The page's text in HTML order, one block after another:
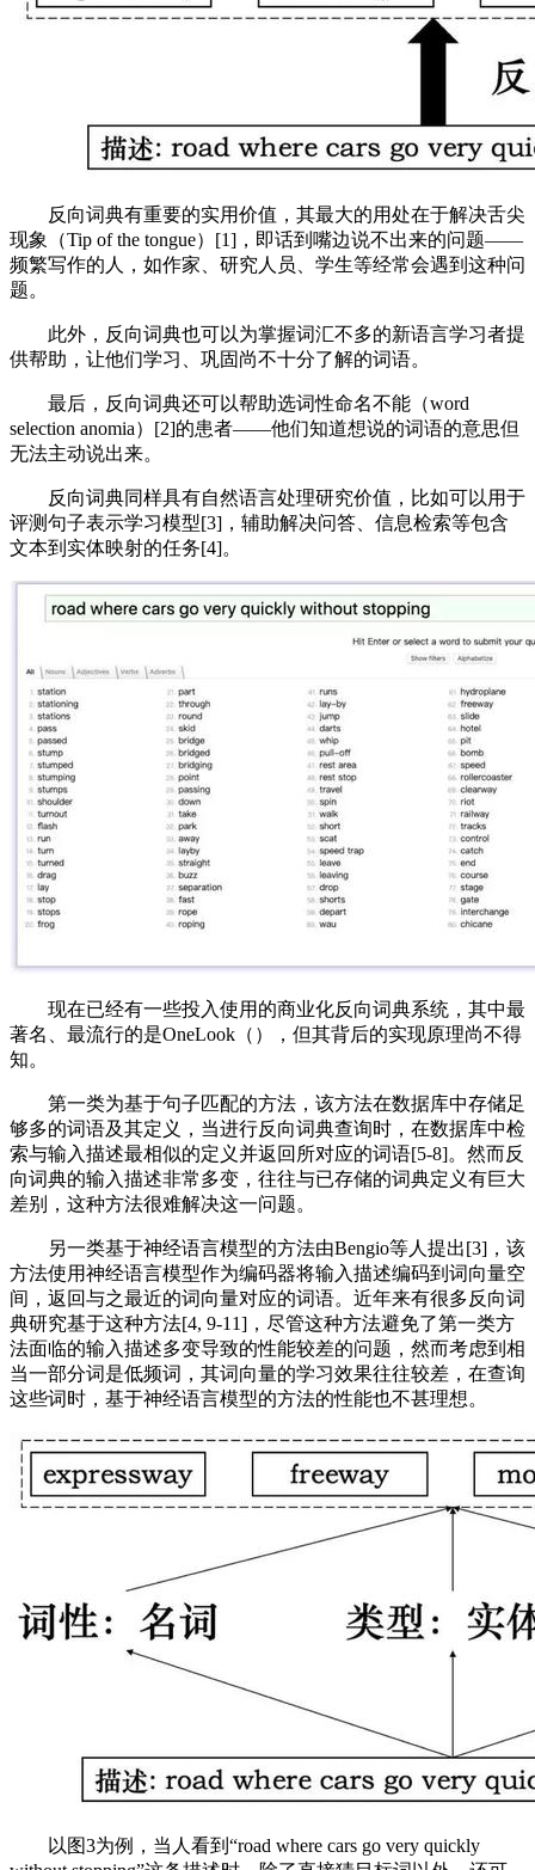
反向词典有重要的实用价值，其最大的用处在于解决舌尖
现象（Tip of the tongue）[1]，即话到嘴边说不出来的问题——
频繁写作的人，如作家、研究人员、学生等经常会遇到这种问
题。
此外，反向词典也可以为掌握词汇不多的新语言学习者提
供帮助，让他们学习、巩固尚不十分了解的词语。
最后，反向词典还可以帮助选词性命名不能（word
selection anomia）[2]的患者——他们知道想说的词语的意思但
无法主动说出来。
反向词典同样具有自然语言处理研究价值，比如可以用于
评测句子表示学习模型[3]，辅助解决问答、信息检索等包含
文本到实体映射的任务[4]。
现在已经有一些投入使用的商业化反向词典系统，其中最
著名、最流行的是OneLook（），但其背后的实现原理尚不得
知。
第一类为基于句子匹配的方法，该方法在数据库中存储足
够多的词语及其定义，当进行反向词典查询时，在数据库中检
索与输入描述最相似的定义并返回所对应的词语[5-8]。然而反
向词典的输入描述非常多变，往往与已存储的词典定义有巨大
差别，这种方法很难解决这一问题。
另一类基于神经语言模型的方法由Bengio等人提出[3]，该
方法使用神经语言模型作为编码器将输入描述编码到词向量空
间，返回与之最近的词向量对应的词语。近年来有很多反向词
典研究基于这种方法[4, 9-11]，尽管这种方法避免了第一类方
法面临的输入描述多变导致的性能较差的问题，然而考虑到相
当一部分词是低频词，其词向量的学习效果往往较差，在查询
这些词时，基于神经语言模型的方法的性能也不甚理想。
以图3为例，当人看到“road where cars go very quickly